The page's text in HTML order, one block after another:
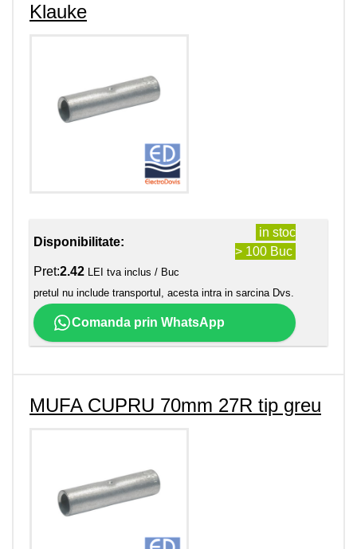
Klauke
Disponibilitate:
in stoc
> 100 Buc
Pret:2.42 LEI tva inclus / Buc
pretul nu include transportul, acesta intra in sarcina Dvs.
Comanda prin WhatsApp
MUFA CUPRU 70mm 27R tip greu